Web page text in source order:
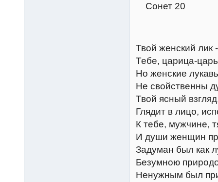
Сонет 20
Твой женский
Тебе, царица-
Но женские
Не свойственны
Твой ясный
Глядит в лицо,
К тебе, мужчине,
И души женщин
Задуман был как
Безумною
Ненужным был